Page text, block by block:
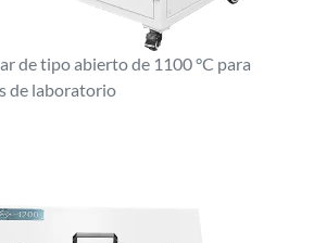
de tipo abierto de 1100 °C para
de laboratorio